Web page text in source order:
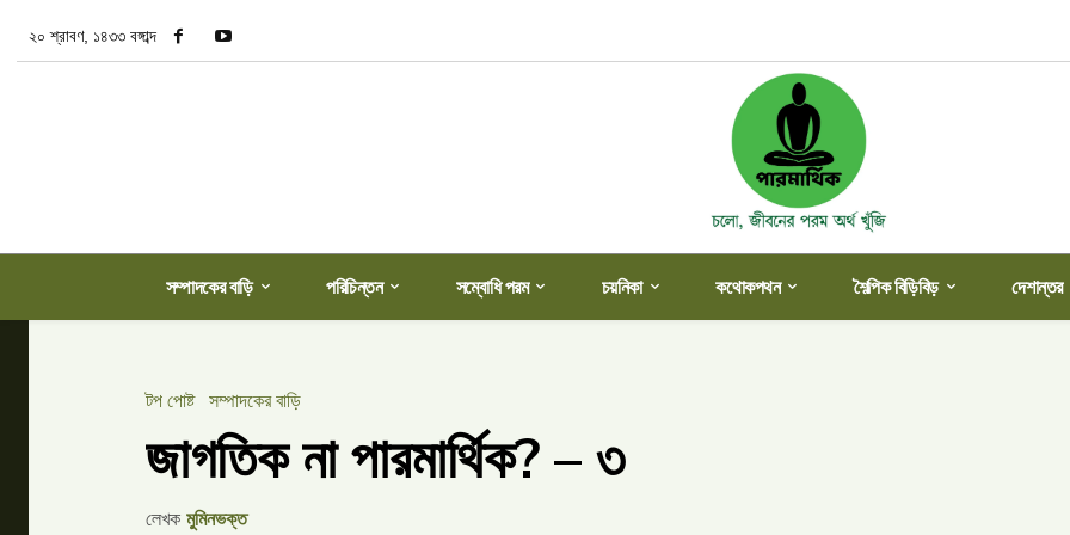
২০ শ্রাবণ, ১৪৩৩ বঙ্গাব্দ
সম্পাদকের বাড়ি পরিচিন্তন সম্বোধি পরম চয়নিকা কথোকপথন শৈল্পিক বিড়িবিড় দেশান্তর
টপ পোষ্ট সম্পাদকের বাড়ি
জাগতিক না পারমার্থিক? – ৩
লেখক মুমিনভক্ত